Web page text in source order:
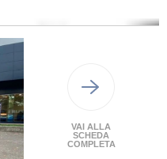
VAI ALLA
SCHEDA
COMPLETA